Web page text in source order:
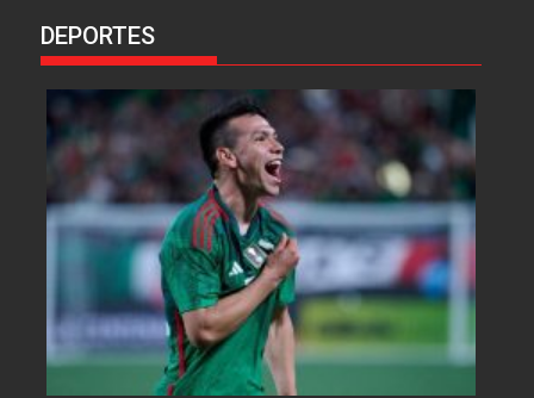
DEPORTES